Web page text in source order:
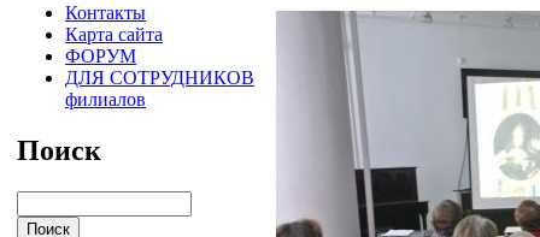
Контакты
Карта сайта
ФОРУМ
ДЛЯ СОТРУДНИКОВ
филиалов
Поиск